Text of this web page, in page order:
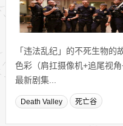
「违法乱纪」的不死生物的
色彩（肩扛摄像机+追尾视
最新剧集...
Death Valley 死亡谷